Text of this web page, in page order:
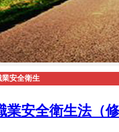
業安全衛生
業安全衛生法（